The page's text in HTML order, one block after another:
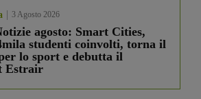
3 Agosto 2026
agosto: Smart Cities,
studenti coinvolti, torna il
lo sport e debutta il
Estrair